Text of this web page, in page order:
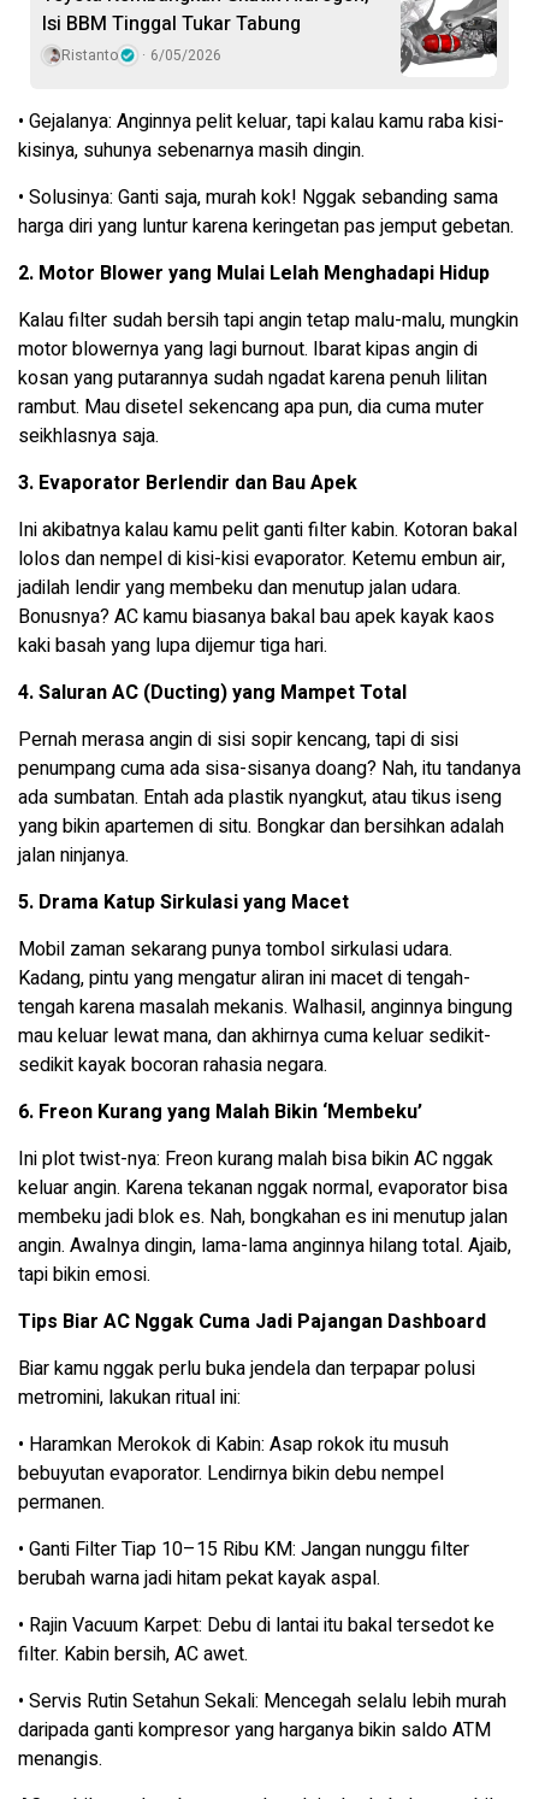
Isi BBM Tinggal Tukar Tabung
Ristanto 6/05/2026
• Gejalanya: Anginnya pelit keluar, tapi kalau kamu raba kisi-
kisinya, suhunya sebenarnya masih dingin.
• Solusinya: Ganti saja, murah kok! Nggak sebanding sama
harga diri yang luntur karena keringetan pas jemput gebetan.
2. Motor Blower yang Mulai Lelah Menghadapi Hidup
Kalau filter sudah bersih tapi angin tetap malu-malu, mungkin
motor blowernya yang lagi burnout. Ibarat kipas angin di
kosan yang putarannya sudah ngadat karena penuh lilitan
rambut. Mau disetel sekencang apa pun, dia cuma muter
seikhlasnya saja.
3. Evaporator Berlendir dan Bau Apek
Ini akibatnya kalau kamu pelit ganti filter kabin. Kotoran bakal
lolos dan nempel di kisi-kisi evaporator. Ketemu embun air,
jadilah lendir yang membeku dan menutup jalan udara.
Bonusnya? AC kamu biasanya bakal bau apek kayak kaos
kaki basah yang lupa dijemur tiga hari.
4. Saluran AC (Ducting) yang Mampet Total
Pernah merasa angin di sisi sopir kencang, tapi di sisi
penumpang cuma ada sisa-sisanya doang? Nah, itu tandanya
ada sumbatan. Entah ada plastik nyangkut, atau tikus iseng
yang bikin apartemen di situ. Bongkar dan bersihkan adalah
jalan ninjanya.
5. Drama Katup Sirkulasi yang Macet
Mobil zaman sekarang punya tombol sirkulasi udara.
Kadang, pintu yang mengatur aliran ini macet di tengah-
tengah karena masalah mekanis. Walhasil, anginnya bingung
mau keluar lewat mana, dan akhirnya cuma keluar sedikit-
sedikit kayak bocoran rahasia negara.
6. Freon Kurang yang Malah Bikin ‘Membeku’
Ini plot twist-nya: Freon kurang malah bisa bikin AC nggak
keluar angin. Karena tekanan nggak normal, evaporator bisa
membeku jadi blok es. Nah, bongkahan es ini menutup jalan
angin. Awalnya dingin, lama-lama anginnya hilang total. Ajaib,
tapi bikin emosi.
Tips Biar AC Nggak Cuma Jadi Pajangan Dashboard
Biar kamu nggak perlu buka jendela dan terpapar polusi
metromini, lakukan ritual ini:
• Haramkan Merokok di Kabin: Asap rokok itu musuh
bebuyutan evaporator. Lendirnya bikin debu nempel
permanen.
• Ganti Filter Tiap 10–15 Ribu KM: Jangan nunggu filter
berubah warna jadi hitam pekat kayak aspal.
• Rajin Vacuum Karpet: Debu di lantai itu bakal tersedot ke
filter. Kabin bersih, AC awet.
• Servis Rutin Setahun Sekali: Mencegah selalu lebih murah
daripada ganti kompresor yang harganya bikin saldo ATM
menangis.